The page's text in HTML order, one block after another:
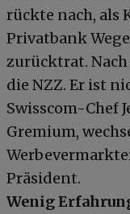
rückte nach, als
Privatbank
zurücktrat.
die NZZ. Er ist
Swisscom-Chef
Gremium,
Präsident.
Wenig